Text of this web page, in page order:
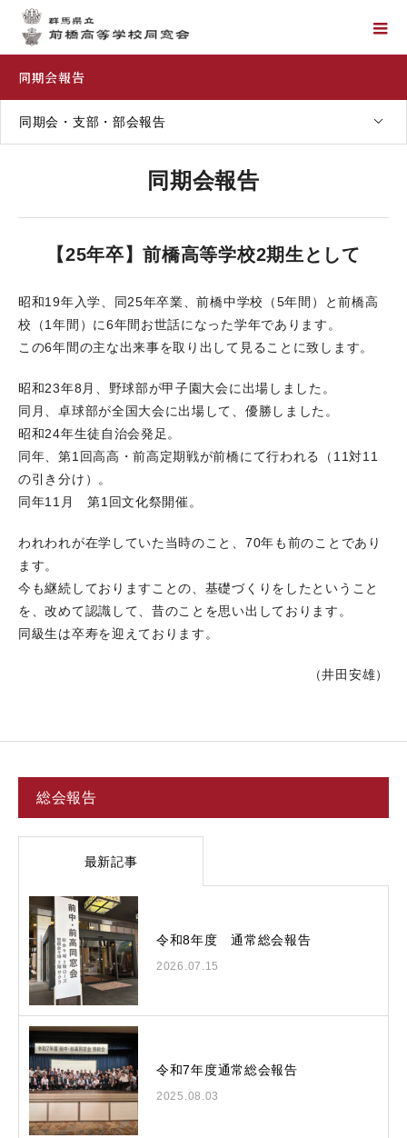
同期会報告
同期会・支部・部会報告
同期会報告
【25年卒】前橋高等学校2期生として
昭和19年入学、同25年卒業、前橋中学校（5年間）と前橋高
校（1年間）に6年間お世話になった学年であります。
この6年間の主な出来事を取り出して見ることに致します。
昭和23年8月、野球部が甲子園大会に出場しました。
同月、卓球部が全国大会に出場して、優勝しました。
昭和24年生徒自治会発足。
同年、第1回高高・前高定期戦が前橋にて行われる（11対11
の引き分け）。
同年11月 第1回文化祭開催。
われわれが在学していた当時のこと、70年も前のことであり
ます。
今も継続しておりますことの、基礎づくりをしたということ
を、改めて認識して、昔のことを思い出しております。
同級生は卒寿を迎えております。
（井田安雄）
総会報告
最新記事
令和8年度 通常総会報告
2026.07.15
令和7年度通常総会報告
2025.08.03